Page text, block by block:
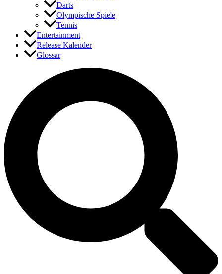
Darts
Olympische Spiele
Tennis
Entertainment
Release Kalender
Glossar